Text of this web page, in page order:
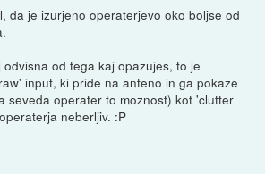
da je izurjeno operaterjevo oko boljse od
od tega kaj opazujes, to je
input, ki pride na anteno in ga pokaze
seveda operater to moznost) kot 'clutter
neberljiv. :P